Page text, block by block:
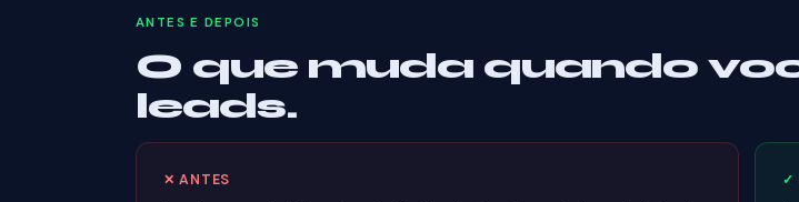
ANTES E DEPOIS
O que muda quando
leads.
✕ ANTES ✓